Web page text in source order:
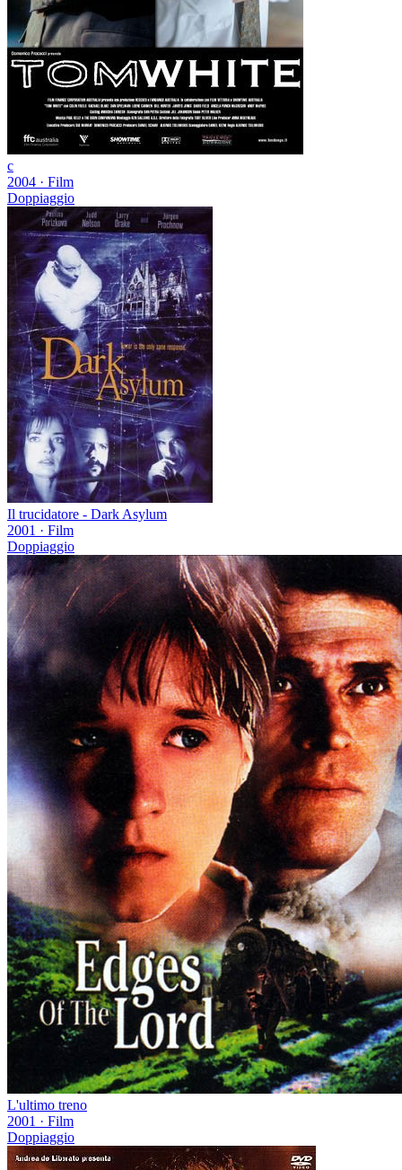
c
2004 · Film
Doppiaggio
Il trucidatore - Dark Asylum
2001 · Film
Doppiaggio
L'ultimo treno
2001 · Film
Doppiaggio